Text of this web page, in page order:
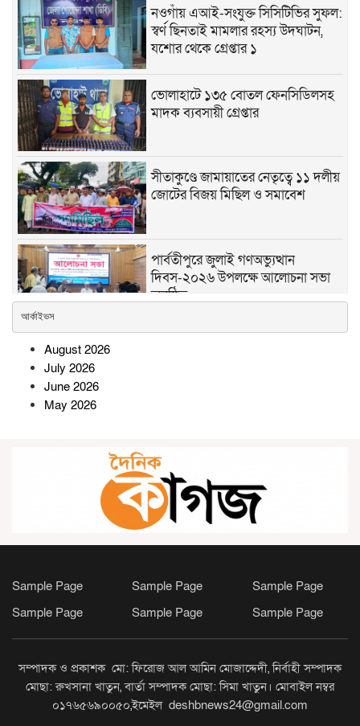
নওগাঁয় এআই-সংযুক্ত সিসিটিভির সুফল:
স্বর্ণ ছিনতাই মামলার রহস্য উদঘাটন,
যশোর থেকে গ্রেপ্তার ১
ভোলাহাটে ১৩৫ বোতল ফেনসিডিলসহ
মাদক ব্যবসায়ী গ্রেপ্তার
সীতাকুণ্ডে জামায়াতের নেতৃত্বে ১১ দলীয়
জোটের বিজয় মিছিল ও সমাবেশ
পার্বতীপুরে জুলাই গণঅভ্যুত্থান
দিবস-২০২৬ উপলক্ষে আলোচনা সভা
অনুষ্ঠিত
লংগদুতে যথাযোগ্য মর্যাদায় পালিত
হলো জুলাই গণঅভ্যুত্থান দিবস
কমলনগরে জুলাই যোদ্ধাদের সংবর্ধনায়
বিশৃঙ্খলা, বক্তব্য দিতে গিয়ে মঞ্চ
ছাড়লেন জিশান
খাগড়াছড়িতে যথাযোগ্য মর্যাদায় জুলাই
গণ-অভ্যুত্থান দিবস পালিত
আর্কাইভস
August 2026
July 2026
June 2026
May 2026
Sample Page Sample Page
Sample Page
Sample Page
Sample Page Sample Page
সম্পাদক ও প্রকাশক মো: ফিরোজ আল আমিন মোজাদ্দেদী, নির্বাহী সম্পাদক
মোছা: রুখসানা খাতুন, বার্তা সম্পাদক মোছা: সিমা খাতুন। মোবাইল নম্বর
০১৭৬৫৬৯০০৫০,ইমেইল deshbnews24@gmail.com